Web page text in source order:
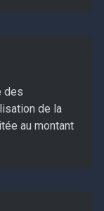
des
de la
au montant